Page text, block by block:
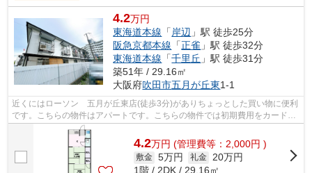
4.2万円
東海道本線 「岸辺 」駅 徒歩25分
阪急京都本線 「正雀 」駅 徒歩32分
東海道本線 「千里丘 」駅 徒歩31分
築51年 / 29.16㎡
大阪府吹田市五月が丘東1-1
近くにはローソン 五月が丘東店(徒歩3分)がありちょっとした買い物に便利
です。こちらの物件はアパートです。こちらの物件では初期費用をカードで
お支払いいただけます。敷地内ごみ置...
4.2万円 (管理費等：2,000円 )
敷金 5万円 礼金
20万円
1階 / 2DK / 29.16㎡